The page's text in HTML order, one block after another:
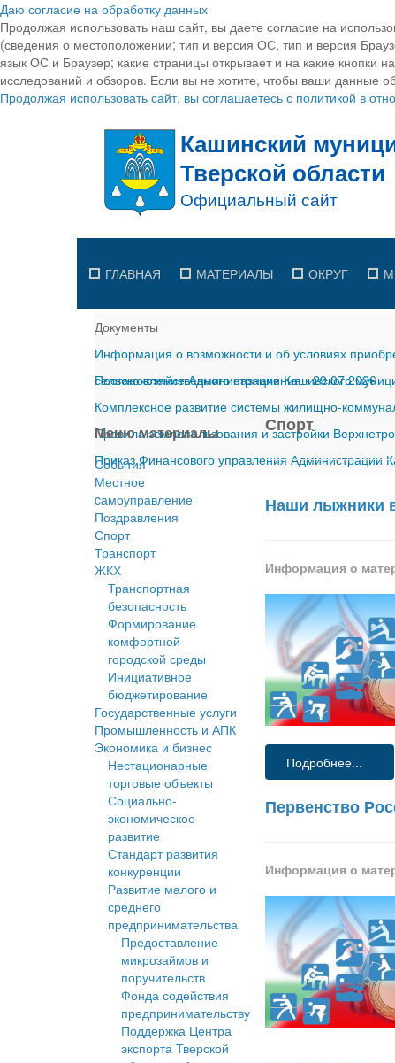
Даю согласие на обработку данных
Продолжая использовать наш сайт, вы даете согласие на
(сведения о местоположении; тип и версия ОС, тип и версия
язык ОС и Браузер; какие страницы открывает и на какие кнопки
исследований и обзоров. Если вы не хотите, чтобы ваши данные
Продолжая использовать сайт, вы соглашаетесь с политикой в
ГЛАВНАЯ МАТЕРИАЛЫ ОКРУГ
Документы
Информация о возможности и об условиях
сельскохозяйственного назначения-29.07.2026
Постановление Администрации Кашинского
Комплексное развитие системы жилищно-
Правила землепользования и застройки
Приказ Финансового управления Администрации
Меню материалы
События
Местное
cамоуправление
Поздравления
Спорт
Транспорт
ЖКХ
Транспортная
безопасность
Формирование
комфортной
городской среды
Инициативное
бюджетирование
Государственные услуги
Промышленность и АПК
Экономика и бизнес
Нестационарные
торговые объекты
Социально-
экономическое
развитие
Стандарт развития
конкуренции
Развитие малого и
среднего
предпринимательства
Предоставление
микрозаймов и
поручительств
Фонда содействия
предпринимательству
Поддержка Центра
экспорта Тверской
Спорт
Наши лыжники
Информация о
Подробнее...
Первенство
Информация о